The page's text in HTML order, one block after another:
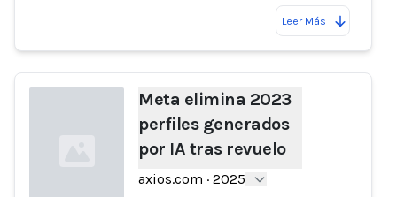
Leer Más
Meta elimina 2023
perfiles generados
por IA tras revuelo
axios.com · 2025